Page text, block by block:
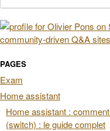
PAGES
Exam
Home assistant
Home assistant :
(switch) : le guide complet